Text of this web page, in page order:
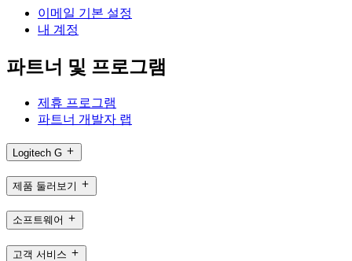
이메일 기본 설정
내 계정
파트너 및 프로그램
제휴 프로그램
파트너 개발자 랩
Logitech G
제품 둘러보기
소프트웨어
고객 서비스